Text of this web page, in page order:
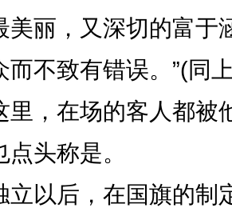
美丽，又深切的富于
而不致有错误。”(同
在场的客人都被
头称是。
后，在国旗的制